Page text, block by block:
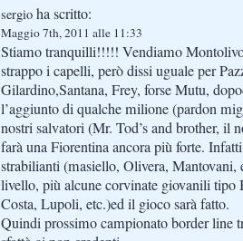
sergio ha scritto:
Maggio 7th, 2011 alle 11:33
Stiamo tranquilli!!!!! Vendiamo
strappo i capelli, però dissi uguale per
Gilardino,Santana, Frey, forse Mutu,
l’aggiunto di qualche milione (pardon
nostri salvatori (Mr. Tod’s and brother, il
farà una Fiorentina ancora più forte.
strabilianti (masiello, Olivera, Mantovani,
livello, più alcune corvinate giovanili
Costa, Lupoli, etc.)ed il gioco sarà fatto.
Quindi prossimo campionato border line